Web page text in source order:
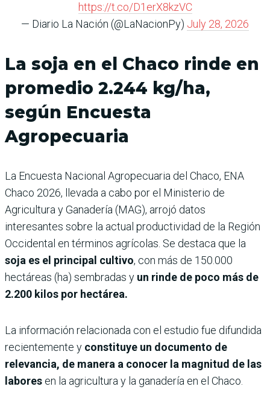
https://t.co/D1erX8kzVC
— Diario La Nación (@LaNacionPy) July 28, 2026
La soja en el Chaco rinde en
promedio 2.244 kg/ha,
según Encuesta
Agropecuaria
La Encuesta Nacional Agropecuaria del Chaco, ENA
Chaco 2026, llevada a cabo por el Ministerio de
Agricultura y Ganadería (MAG), arrojó datos
interesantes sobre la actual productividad de la Región
Occidental en términos agrícolas. Se destaca que la
soja es el principal cultivo, con más de 150.000
hectáreas (ha) sembradas y un rinde de poco más de
2.200 kilos por hectárea.
La información relacionada con el estudio fue difundida
recientemente y constituye un documento de
relevancia, de manera a conocer la magnitud de las
labores en la agricultura y la ganadería en el Chaco.